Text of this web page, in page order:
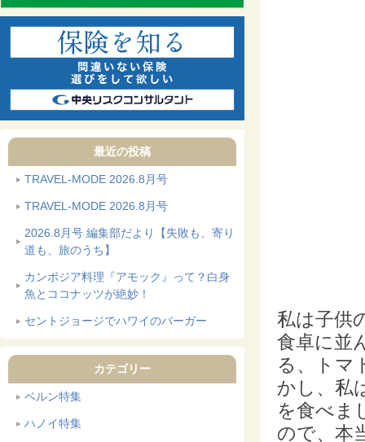
最近の投稿
TRAVEL-MODE 2026.8月号
TRAVEL-MODE 2026.8月号
2026.8月号 編集部だより【失敗も、寄り
道も、旅のうち】
カンボジア料理『アモック』って？白身
魚とココナッツが絶妙！
セントジョージでハワイのバーガー
カテゴリー
ベルン特集
ハノイ特集
私は子供
食卓に並
る、トマ
かし、私
を食べま
ので、本